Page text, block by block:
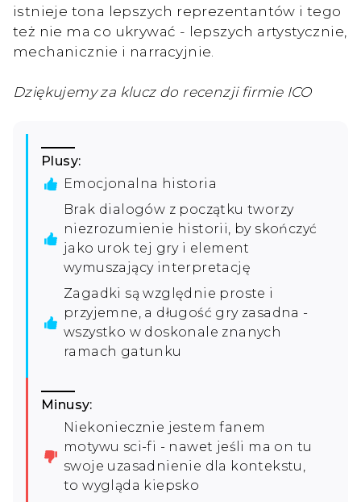
istnieje tona lepszych reprezentantów i tego
też nie ma co ukrywać - lepszych artystycznie,
mechanicznie i narracyjnie.
Dziękujemy za klucz do recenzji firmie ICO
Plusy:
Emocjonalna historia
Brak dialogów z początku tworzy
niezrozumienie historii, by skończyć
jako urok tej gry i element
wymuszający interpretację
Zagadki są względnie proste i
przyjemne, a długość gry zasadna -
wszystko w doskonale znanych
ramach gatunku
Minusy:
Niekoniecznie jestem fanem
motywu sci-fi - nawet jeśli ma on tu
swoje uzasadnienie dla kontekstu,
to wygląda kiepsko